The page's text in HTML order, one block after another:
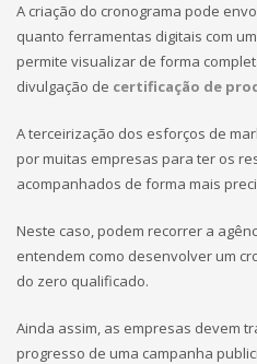
A criação do cronograma pode
quanto ferramentas digitais com
permite visualizar de forma
divulgação de certificação de
A terceirização dos esforços de
por muitas empresas para ter os
acompanhados de forma mais
Neste caso, podem recorrer a
entendem como desenvolver um
do zero qualificado.
Ainda assim, as empresas devem
progresso de uma campanha